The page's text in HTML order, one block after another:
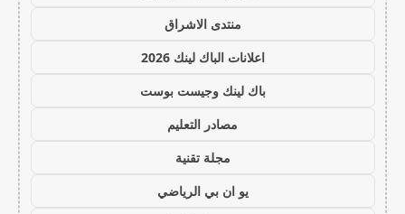
منتدى الاشراق
اعلانات الباك لينك 2026
باك لينك وجيست بوست
مصادر التعليم
مجلة تقنية
يو ان بي الرياضي